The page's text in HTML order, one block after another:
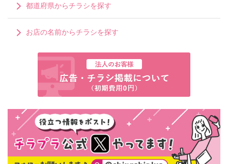
都道府県からチラシを探す
お店の名前からチラシを探す